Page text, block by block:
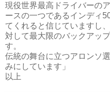
現役世界最高ドライバーの
ースの一つであるインディ
てくれると信じていますし
対して最大限のバックアッ
す。
伝統の舞台に立つアロンソ
みにしています」
以上